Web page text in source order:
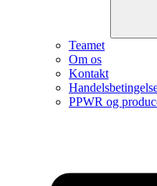
Teamet
Om os
Kontakt
PPWR og